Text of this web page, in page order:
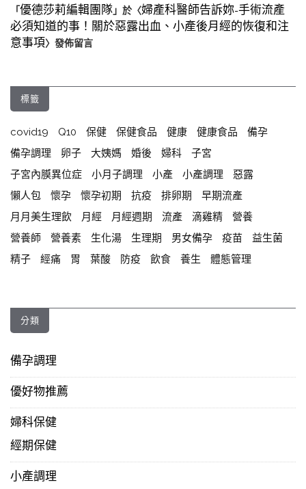
「優德莎莉編輯團隊」於〈婦產科醫師告訴妳-手術流產
必須知道的事！關於惡露出血、小產後月經的恢復和注
意事項〉發佈留言
標籤
covid19 Q10 保健 保健食品 健康 健康食品
備孕
備孕調理
卵子 大姨媽 婚後 婦科
子宮
子宮內膜異位症
小月子調理 小產 小產調理
惡露
懶人包
懷孕 懷孕初期 抗疫 排卵期
早期流產
月月美生理飲
月經 月經週期 流產 滴雞精
營養
營養師
營養素 生化湯 生理期 男女備孕 疫苗
益生菌
精子
經痛 胃 葉酸 防疫 飲食 養生 體態管理
分類
備孕調理
優好物推薦
婦科保健
經期保健
小產調理